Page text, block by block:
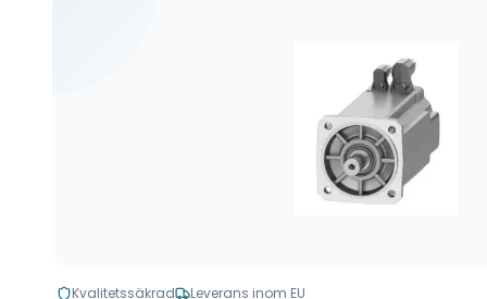
Kvalitetssäkrad Leverans inom EU